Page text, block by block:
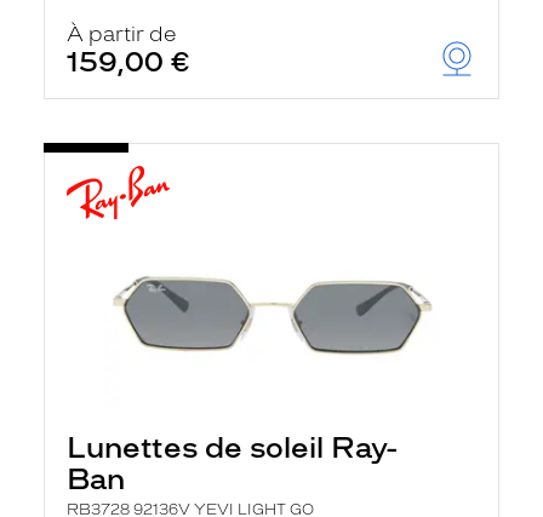
À partir de
159,00 €
Lunettes de soleil Ray-
Ban
RB3728 92136V YEVI LIGHT GO